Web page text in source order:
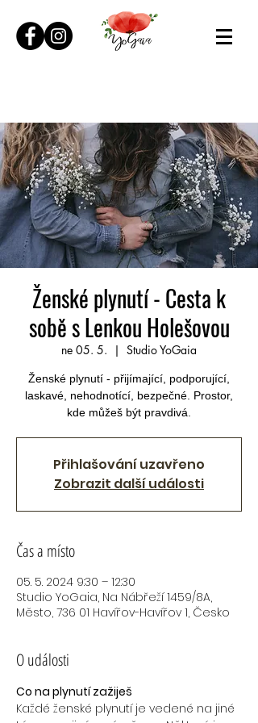
Ženské plynutí - Cesta k
sobě s Lenkou Holešovou
ne 05. 5.
  |
Studio YoGaia
Ženské plynutí - přijímající, podporující,
laskavé, nehodnotící, bezpečné. Prostor,
kde můžeš být pravdivá.
Přihlašování uzavřeno
Zobrazit další události
Čas a místo
05. 5. 2024 9:30 – 12:30
Studio YoGaia, Na Nábřeží 1459/8A,
Město, 736 01 Havířov-Havířov 1, Česko
O události
Co na plynutí zažiješ
Každé ženské plynutí je vedené na jiné